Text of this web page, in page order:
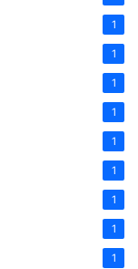
1
1
1
1
1
1
1
1
1